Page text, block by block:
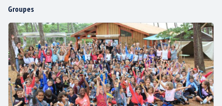
PLAN D’ACCÈS
ACTUS / PROMOS
CONTACT & PLAN D’ACCÈS
MENTIONS LÉGALES
je refuse
Groupes